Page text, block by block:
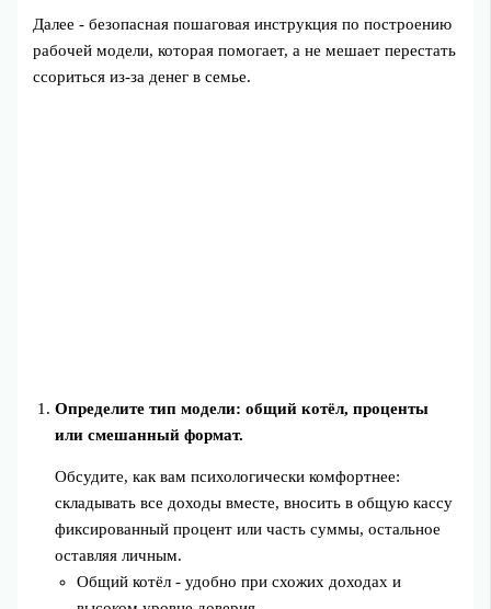
Далее - безопасная пошаговая инструкция по построению
рабочей модели, которая помогает, а не мешает перестать
ссориться из-за денег в семье.
Определите тип модели: общий котёл, проценты
или смешанный формат.
Обсудите, как вам психологически комфортнее:
складывать все доходы вместе, вносить в общую кассу
фиксированный процент или часть суммы, остальное
оставляя личным.
Общий котёл - удобно при схожих доходах и